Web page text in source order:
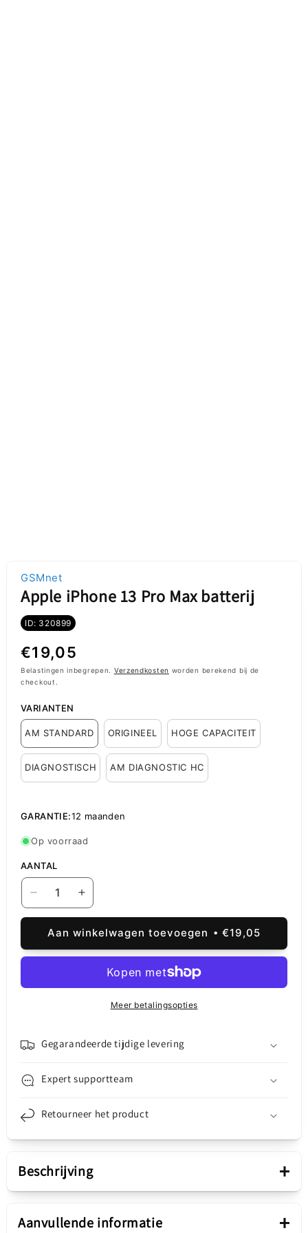
GSMnet
Apple iPhone 13 Pro Max batterij
ID: 320899
Normale
prijs
€19,05
Belastingen inbegrepen. Verzendkosten worden berekend bij de
checkout.
VARIANTEN
AM STANDARD ORIGINEEL HOGE CAPACITEIT
DIAGNOSTISCH AM DIAGNOSTIC HC
GARANTIE:12 maanden
Op voorraad
AANTAL
Aantal
verlagen
voor
Apple
iPhone
Pro
Aantal
verhogen
voor
Apple
iPhone
Pro
batterij
Aan winkelwagen toevoegen €19,05
Meer betalingsopties
Gegarandeerde tijdige levering
Expert supportteam
Retourneer het product
Beschrijving +
Aanvullende informatie +